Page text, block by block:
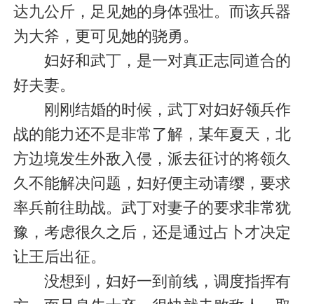
达九公斤，足见她的身体强壮。而该兵器
为大斧，更可见她的骁勇。
妇好和武丁，是一对真正志同道合的
好夫妻。
刚刚结婚的时候，武丁对妇好领兵作
战的能力还不是非常了解，某年夏天，北
方边境发生外敌入侵，派去征讨的将领久
久不能解决问题，妇好便主动请缨，要求
率兵前往助战。武丁对妻子的要求非常犹
豫，考虑很久之后，还是通过占卜才决定
让王后出征。
没想到，妇好一到前线，调度指挥有